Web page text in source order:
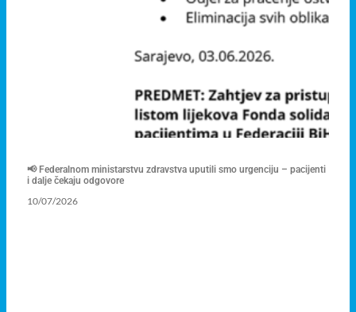
📢 Federalnom ministarstvu zdravstva uputili smo urgenciju – pacijenti
i dalje čekaju odgovore
10/07/2026